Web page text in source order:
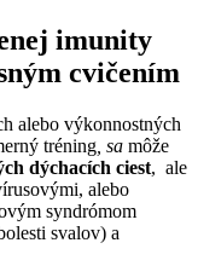
imunity
cvičením
alebo výkonnostných
tréning , sa môže
dýchacích ciest, ale
alebo
syndrómom
svalov) a